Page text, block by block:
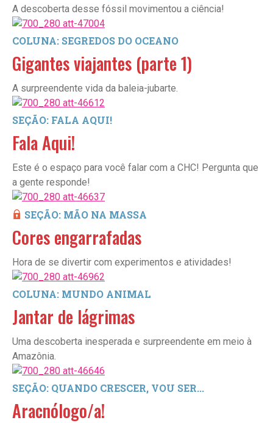
A descoberta desse fóssil movimentou a ciência!
COLUNA: SEGREDOS DO OCEANO
Gigantes viajantes (parte 1)
A surpreendente vida da baleia-jubarte.
SEÇÃO: FALA AQUI!
Fala Aqui!
Este é o espaço para você falar com a CHC! Pergunta que
a gente responde!
SEÇÃO: MÃO NA MASSA
Cores engarrafadas
Hora de se divertir com experimentos e atividades!
COLUNA: MUNDO ANIMAL
Jantar de lágrimas
Uma descoberta inesperada e surpreendente em meio à
Amazônia.
SEÇÃO: QUANDO CRESCER, VOU SER...
Aracnólogo/a!